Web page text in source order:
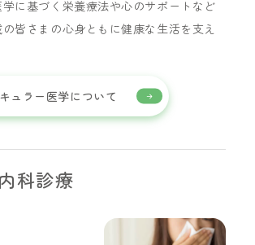
に基づく栄養療法や心のサポートなど
皆さまの心身ともに健康な生活を支え
ュラー医学について
科診療